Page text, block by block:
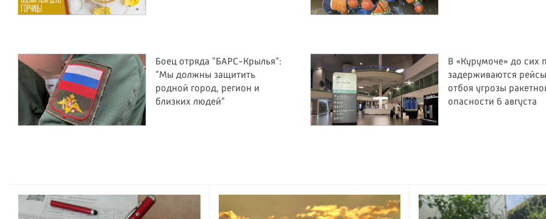
Боец отряда "БАРС-Крылья":
"Мы должны защитить
родной город, регион и
близких людей"
В «Курумоче» до сих
задерживаются
отбоя угрозы
опасности 6 августа